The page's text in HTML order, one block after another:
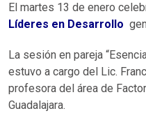
El martes 13 de enero
Líderes en Desarrollo
La sesión en pareja
estuvo a cargo del Lic.
profesora del área de
Guadalajara.